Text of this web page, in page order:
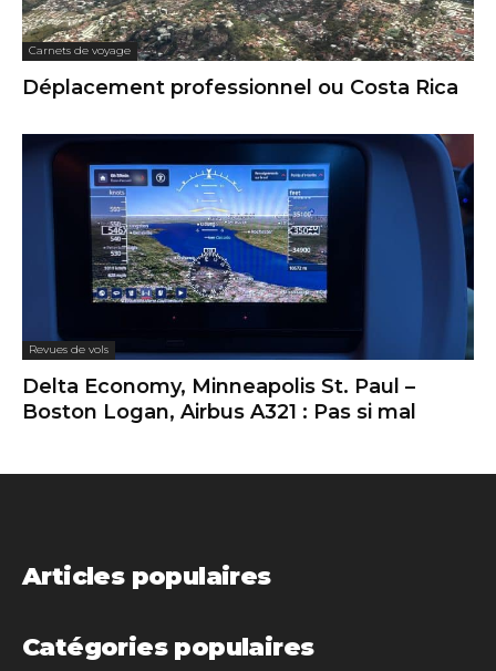
Carnets de voyage
Déplacement professionnel ou Costa Rica
Revues de vols
Delta Economy, Minneapolis St. Paul –
Boston Logan, Airbus A321 : Pas si mal
Articles populaires
Catégories populaires